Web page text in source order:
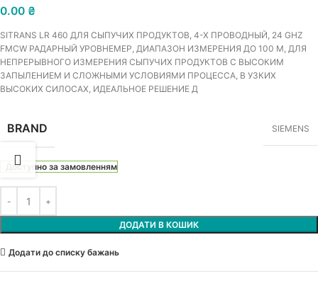
0.00 ₴
SITRANS LR 460 ДЛЯ СЫПУЧИХ ПРОДУКТОВ, 4-Х ПРОВОДНЫЙ, 24 GHZ
FMCW РАДАРНЫЙ УРОВНЕМЕР, ДИАПАЗОН ИЗМЕРЕНИЯ ДО 100 M, ДЛЯ
НЕПРЕРЫВНОГО ИЗМЕРЕНИЯ СЫПУЧИХ ПРОДУКТОВ С ВЫСОКИМ
ЗАПЫЛЕНИЕМ И СЛОЖНЫМИ УСЛОВИЯМИ ПРОЦЕССА, В УЗКИХ
ВЫСОКИХ СИЛОСАХ, ИДЕАЛЬНОЕ РЕШЕНИЕ Д
BRAND SIEMENS
Доступно за замовленням
ДОДАТИ В КОШИК
Додати до списку бажань